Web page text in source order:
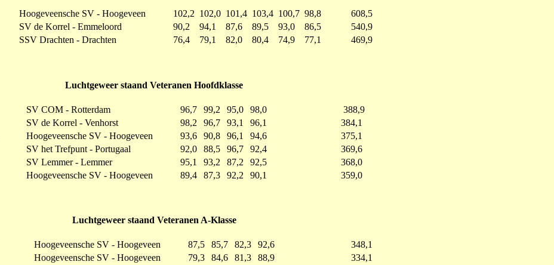
Hoogeveensche SV - Hoogeveen 102,2 102,0 101,4 103,4 100,7 98,8
608,5
SV de Korrel - Emmeloord 90,2 94,1 87,6 89,5 93,0 86,5
540,9
SSV Drachten - Drachten 76,4 79,1 82,0 80,4 74,9 77,1 469,9
Luchtgeweer staand Veteranen Hoofdklasse
SV COM - Rotterdam 96,7 99,2 95,0 98,0
388,9
SV de Korrel - Venhorst 98,2 96,7 93,1 96,1
384,1
Hoogeveensche SV - Hoogeveen 93,6 90,8 96,1 94,6
375,1
SV het Trefpunt - Portugaal 92,0 88,5 96,7 92,4
369,6
SV Lemmer - Lemmer 95,1 93,2 87,2 92,5
368,0
Hoogeveensche SV - Hoogeveen 89,4 87,3 92,2 90,1 359,0
Luchtgeweer staand Veteranen A-Klasse
Hoogeveensche SV - Hoogeveen 87,5 85,7 82,3 92,6
348,1
Hoogeveensche SV - Hoogeveen 79,3 84,6 81,3 88,9
334,1